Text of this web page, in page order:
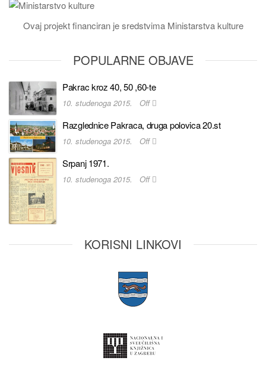
Ovaj projekt financiran je sredstvima Ministarstva kulture
POPULARNE OBJAVE
Pakrac kroz 40, 50 ,60-te
10. studenoga 2015. Off
Razglednice Pakraca, druga polovica 20.st
10. studenoga 2015. Off
Srpanj 1971.
10. studenoga 2015. Off
KORISNI LINKOVI